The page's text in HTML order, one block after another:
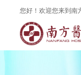
您好！欢迎您来到南